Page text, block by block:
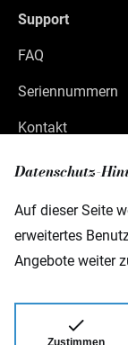
Datenschutz-
Auf dieser Seite
erweitertes
Angebote weiter
Zustimmen
Support
FAQ
Seriennummern
Kontakt
Gewerbepark 46
D-08258